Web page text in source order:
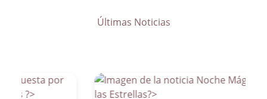
Últimas Noticias